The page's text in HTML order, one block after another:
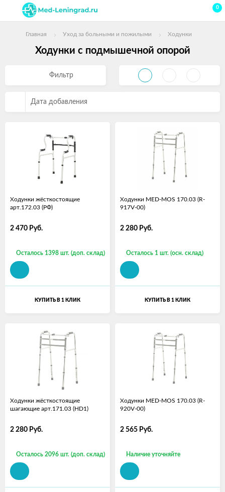
0
Главная Уход за больными и пожилыми Ходунки
Ходунки с подмышечной опорой
Фильтр
Дата добавления
Ходунки жёсткостоящие
арт.172.03 (РФ)
2 470 Руб.
Осталось 1398 шт. (доп. склад)
КУПИТЬ В 1 КЛИК
Ходунки MED-MOS 170.03 (R-
917V-00)
2 280 Руб.
Осталось 1 шт. (осн. склад)
КУПИТЬ В 1 КЛИК
Ходунки жёсткостоящие
шагающие арт.171.03 (HD1)
2 280 Руб.
Осталось 2096 шт. (доп. склад)
Ходунки MED-MOS 170.03 (R-
920V-00)
2 565 Руб.
Наличие уточняйте